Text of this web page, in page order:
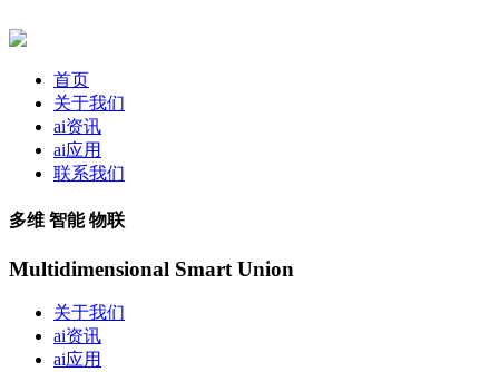
首页
关于我们
ai资讯
ai应用
联系我们
多维 智能 物联
Multidimensional Smart Union
关于我们
ai资讯
ai应用